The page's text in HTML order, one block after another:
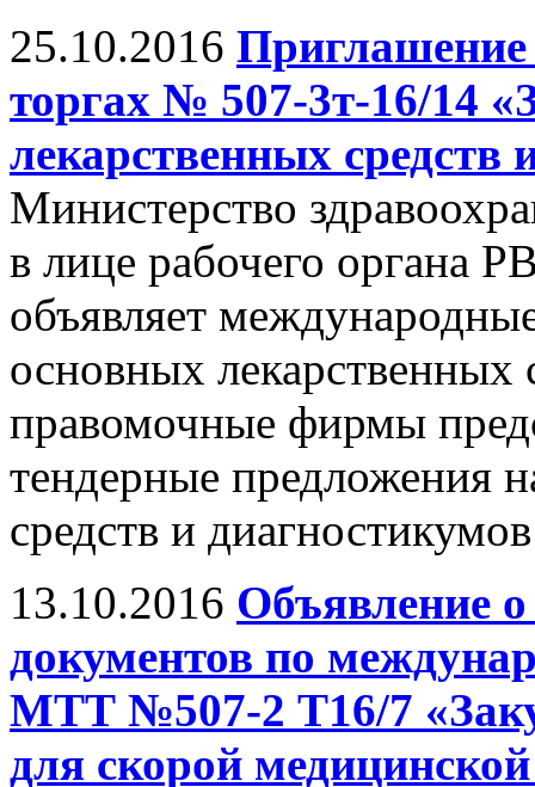
25.10.2016
торгах № 507-3т-16/14
лекарственных средств
Министерство
в лице рабочего органа
объявляет
основных лекарственных
правомочные фирмы
тендерные предложения
средств и диагностикумов
13.10.2016 Объявление
документов по
МТТ №507-2 Т16/7
для скорой